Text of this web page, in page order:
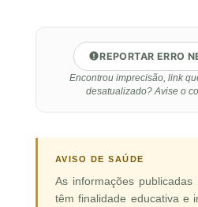
REPORTAR ERRO
Encontrou imprecisão, link
desatualizado? Avise o
AVISO DE SAÚDE
As informações
têm finalidade educativa e